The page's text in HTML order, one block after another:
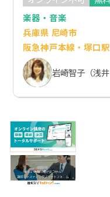
楽器・音楽
兵庫県 尼崎市
阪急神戸本線・塚口駅
岩崎智子（浅井